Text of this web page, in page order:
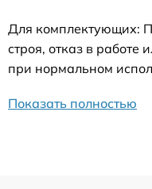
Для комплектующих:
строя, отказ в работе
при нормальном
Показать полностью